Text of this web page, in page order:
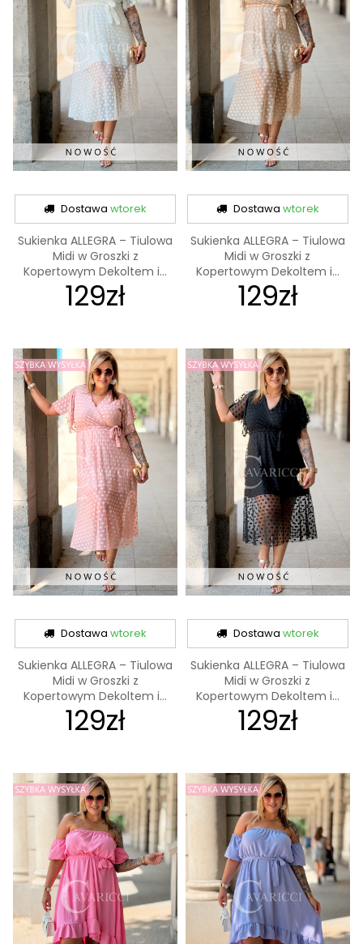
Dostawawtorek
Sukienka ALLEGRA – Tiulowa
Midi w Groszki z
Kopertowym Dekoltem i...
129zł
Dostawa wtorek
Sukienka ALLEGRA – Tiulowa
Midi w Groszki z
Kopertowym Dekoltem i...
129zł
Dostawawtorek
Sukienka ALLEGRA – Tiulowa
Midi w Groszki z
Kopertowym Dekoltem i...
129zł
Dostawa wtorek
Sukienka ALLEGRA – Tiulowa
Midi w Groszki z
Kopertowym Dekoltem i...
129zł